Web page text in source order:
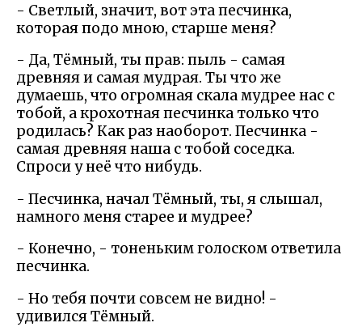
- Светлый, значит, вот эта песчинка,
которая подо мною, старше меня?
- Да, Тёмный, ты прав: пыль - самая
древняя и самая мудрая. Ты что же
думаешь, что огромная скала мудрее нас с
тобой, а крохотная песчинка только что
родилась? Как раз наоборот. Песчинка -
самая древняя наша с тобой соседка.
Спроси у неё что нибудь.
- Песчинка, начал Тёмный, ты, я слышал,
намного меня старее и мудрее?
- Конечно, - тоненьким голоском ответила
песчинка.
- Но тебя почти совсем не видно! -
удивился Тёмный.